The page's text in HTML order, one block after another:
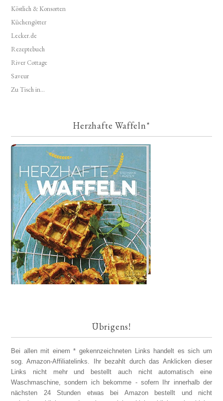
Köstlich & Konsorten
Küchengötter
Lecker.de
Rezeptebuch
River Cottage
Saveur
Zu Tisch in...
Herzhafte Waffeln*
Übrigens!
Bei allen mit einem * gekennzeichneten Links handelt es sich um
sog. Amazon-Affiliatelinks. Ihr bezahlt durch das Anklicken dieser
Links nicht mehr und bestellt auch nicht automatisch eine
Waschmaschine, sondern ich bekomme - sofern Ihr innerhalb der
nächsten 24 Stunden etwas bei Amazon bestellt und nicht